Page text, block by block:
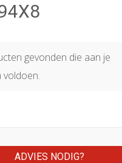
gevonden die aan je
voldoen.
ADVIES NODIG?